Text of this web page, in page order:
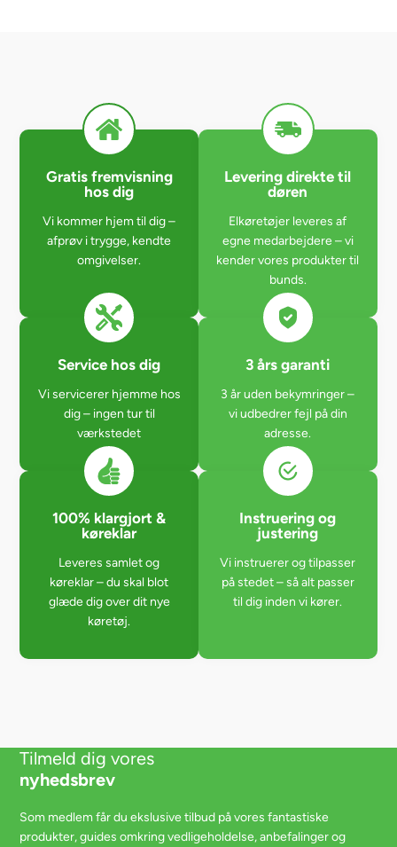
Gratis fremvisning
hos dig
Vi kommer hjem til dig –
afprøv i trygge, kendte
omgivelser.
Levering direkte til
døren
Elkøretøjer leveres af
egne medarbejdere – vi
kender vores produkter til
bunds.
Service hos dig
Vi servicerer hjemme hos
dig – ingen tur til
værkstedet
3 års garanti
3 år uden bekymringer –
vi udbedrer fejl på din
adresse.
100% klargjort &
køreklar
Leveres samlet og
køreklar – du skal blot
glæde dig over dit nye
køretøj.
Instruering og
justering
Vi instruerer og tilpasser
på stedet – så alt passer
til dig inden vi kører.
Tilmeld dig vores
nyhedsbrev
Som medlem får du ekslusive tilbud på vores fantastiske
produkter, guides omkring vedligeholdelse, anbefalinger og